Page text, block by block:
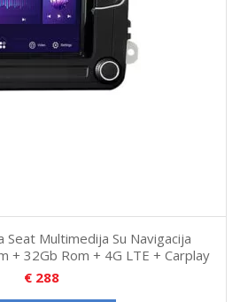
Seat Multimedija Su Navigacija
+ 32Gb Rom + 4G LTE + Carplay
€ 288